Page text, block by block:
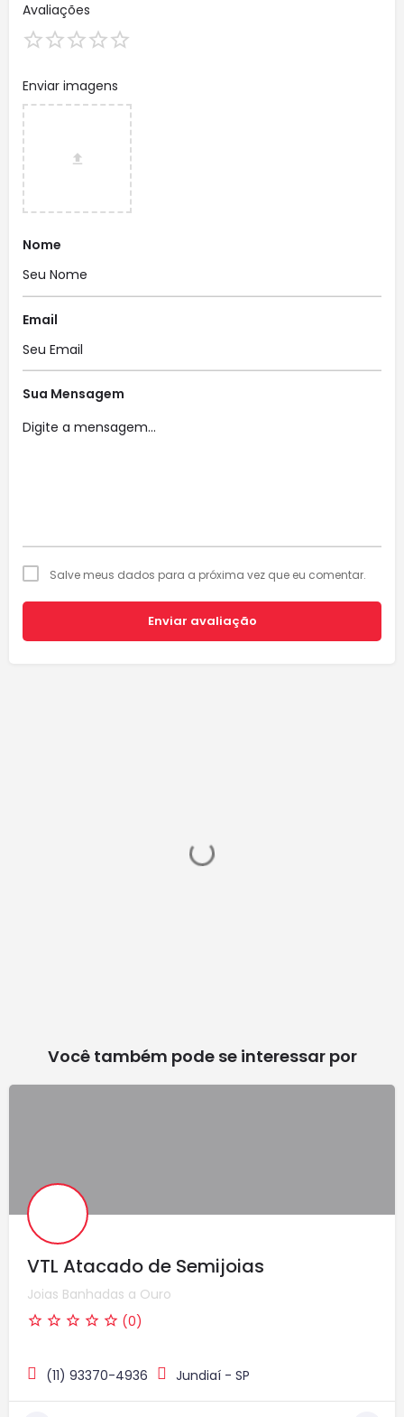
Avaliações
Enviar imagens
Nome
Email
Sua Mensagem
Salve meus dados para a próxima vez que eu comentar.
Enviar avaliação
Você também pode se interessar por
VTL Atacado de Semijoias
Joias Banhadas a Ouro
(0)
(11) 93370-4936 Jundiaí - SP